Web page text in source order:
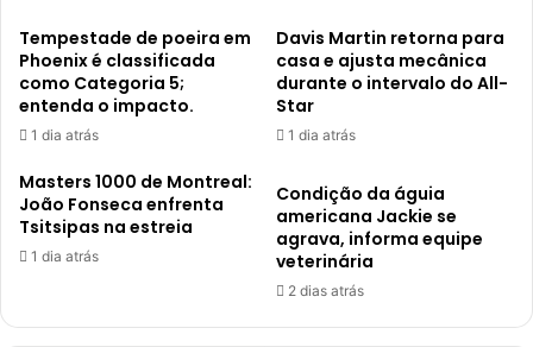
Tempestade de poeira em
Phoenix é classificada
como Categoria 5;
entenda o impacto.
1 dia atrás
Davis Martin retorna para
casa e ajusta mecânica
durante o intervalo do All-
Star
1 dia atrás
Masters 1000 de Montreal:
João Fonseca enfrenta
Tsitsipas na estreia
1 dia atrás
Condição da águia
americana Jackie se
agrava, informa equipe
veterinária
2 dias atrás